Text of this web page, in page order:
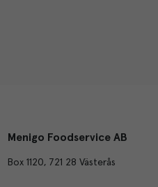
Menigo Foodservice AB
Box 1120, 721 28 Västerås